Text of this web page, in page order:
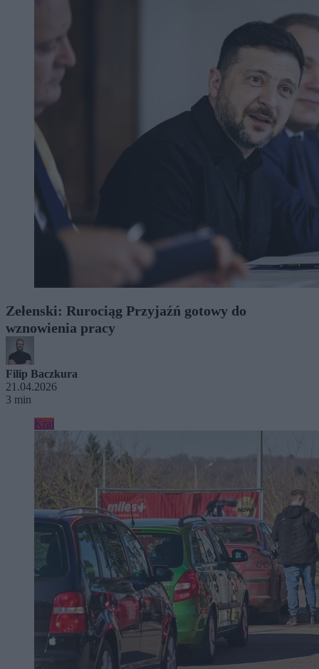
Zełenski: Rurociąg Przyjaźń gotowy do
wznowienia pracy
Filip Baczkura
21.04.2026
3 min
Kraj